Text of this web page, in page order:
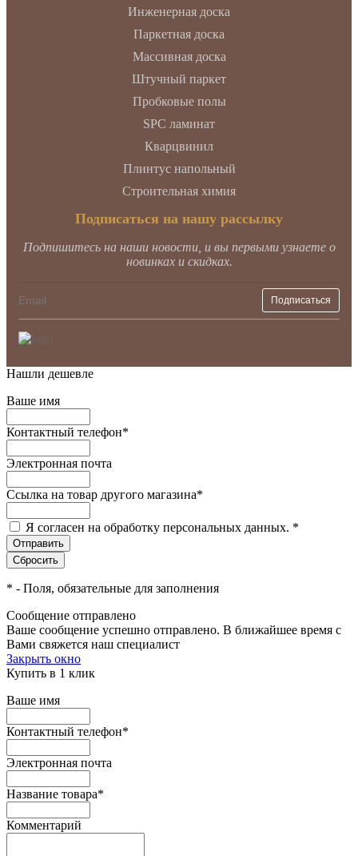
Инженерная доска
Паркетная доска
Массивная доска
Штучный паркет
Пробковые полы
SPC ламинат
Кварцвинил
Плинтус напольный
Строительная химия
Подписаться на нашу рассылку
Подпишитесь на наши новости, и вы первыми узнаете о
новинках и скидках.
Нашли дешевле
Ваше имя
Контактный телефон*
Электронная почта
Ссылка на товар другого магазина*
Я согласен на обработку персональных данных. *
* - Поля, обязательные для заполнения
Сообщение отправлено
Ваше сообщение успешно отправлено. В ближайшее время с
Вами свяжется наш специалист
Закрыть окно
Купить в 1 клик
Ваше имя
Контактный телефон*
Электронная почта
Название товара*
Комментарий